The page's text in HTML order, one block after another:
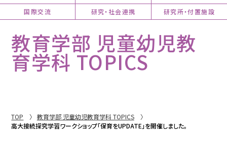
国際交流
研究・社会連携 研究所・付置施設
教育学部 児童幼児教
育学科 TOPICS
TOP
教育学部 児童幼児教育学科 TOPICS
高大接続探究学習ワークショップ「保育をUPDATE」を開催しました。